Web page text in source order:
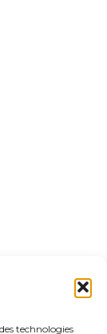
technologies